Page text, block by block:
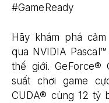
#GameReady
Hãy khám phá
qua NVIDIA
thế giới. GeForce®
suất chơi game
CUDA® cùng 12 tỷ